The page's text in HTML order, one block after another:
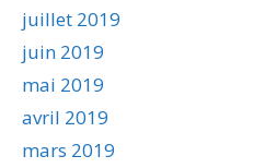
juillet 2019
juin 2019
mai 2019
avril 2019
mars 2019